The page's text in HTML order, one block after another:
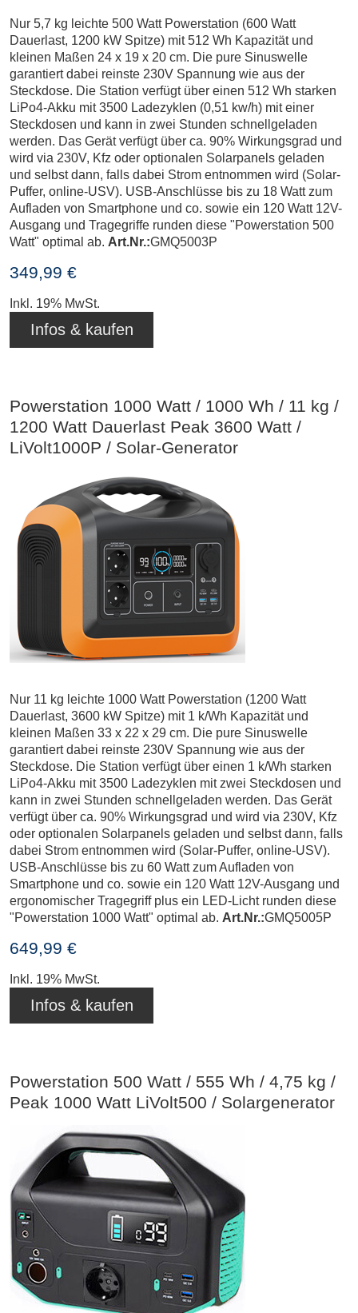
Nur 5,7 kg leichte 500 Watt Powerstation (600 Watt
Dauerlast, 1200 kW Spitze) mit 512 Wh Kapazität und
kleinen Maßen 24 x 19 x 20 cm. Die pure Sinuswelle
garantiert dabei reinste 230V Spannung wie aus der
Steckdose. Die Station verfügt über einen 512 Wh starken
LiPo4-Akku mit 3500 Ladezyklen (0,51 kw/h) mit einer
Steckdosen und kann in zwei Stunden schnellgeladen
werden. Das Gerät verfügt über ca. 90% Wirkungsgrad und
wird via 230V, Kfz oder optionalen Solarpanels geladen
und selbst dann, falls dabei Strom entnommen wird (Solar-
Puffer, online-USV). USB-Anschlüsse bis zu 18 Watt zum
Aufladen von Smartphone und co. sowie ein 120 Watt 12V-
Ausgang und Tragegriffe runden diese "Powerstation 500
Watt" optimal ab. Art.Nr.:GMQ5003P
349,99 €
Inkl. 19% MwSt.
Infos & kaufen
Powerstation 1000 Watt / 1000 Wh / 11 kg /
1200 Watt Dauerlast Peak 3600 Watt /
LiVolt1000P / Solar-Generator
Nur 11 kg leichte 1000 Watt Powerstation (1200 Watt
Dauerlast, 3600 kW Spitze) mit 1 k/Wh Kapazität und
kleinen Maßen 33 x 22 x 29 cm. Die pure Sinuswelle
garantiert dabei reinste 230V Spannung wie aus der
Steckdose. Die Station verfügt über einen 1 k/Wh starken
LiPo4-Akku mit 3500 Ladezyklen mit zwei Steckdosen und
kann in zwei Stunden schnellgeladen werden. Das Gerät
verfügt über ca. 90% Wirkungsgrad und wird via 230V, Kfz
oder optionalen Solarpanels geladen und selbst dann, falls
dabei Strom entnommen wird (Solar-Puffer, online-USV).
USB-Anschlüsse bis zu 60 Watt zum Aufladen von
Smartphone und co. sowie ein 120 Watt 12V-Ausgang und
ergonomischer Tragegriff plus ein LED-Licht runden diese
"Powerstation 1000 Watt" optimal ab. Art.Nr.:GMQ5005P
649,99 €
Inkl. 19% MwSt.
Infos & kaufen
Powerstation 500 Watt / 555 Wh / 4,75 kg /
Peak 1000 Watt LiVolt500 / Solargenerator